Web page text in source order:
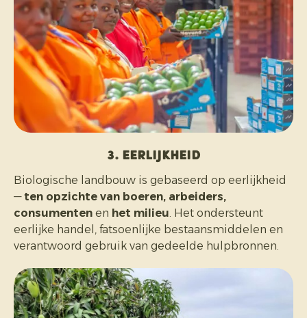
3. Eerlijkheid
Biologische landbouw is gebaseerd op eerlijkheid
—ten opzichte van boeren, arbeiders,
consumenten en het milieu. Het ondersteunt
eerlijke handel, fatsoenlijke bestaansmiddelen en
verantwoord gebruik van gedeelde hulpbronnen.